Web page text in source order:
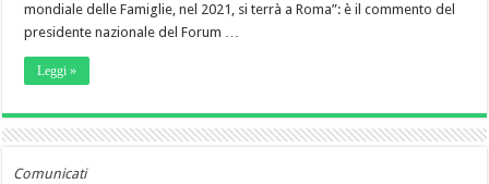
mondiale delle Famiglie, nel 2021, si terrà a Roma”: è il commento del
presidente nazionale del Forum …
Leggi »
Comunicati